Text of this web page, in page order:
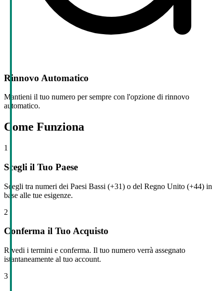
Rinnovo Automatico
Mantieni il tuo numero per sempre con l'opzione di rinnovo
automatico.
Come Funziona
1
Scegli il Tuo Paese
Scegli tra numeri dei Paesi Bassi (+31) o del Regno Unito (+44) in
base alle tue esigenze.
2
Conferma il Tuo Acquisto
Rivedi i termini e conferma. Il tuo numero verrà assegnato
istantaneamente al tuo account.
3